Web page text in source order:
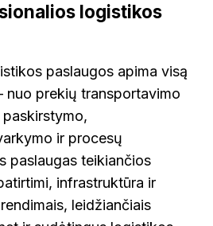
logistikos
paslaugos apima visą
nuo prekių transportavimo
ir procesų
paslaugas teikiančios
infrastruktūra ir
leidžiančiais